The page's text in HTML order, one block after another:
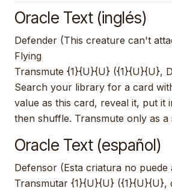
Oracle Text (inglés)
Defender (This creature can't
Flying
Transmute {1}{U}{U} ({1}{U}{U},
Search your library for a card
value as this card, reveal it, put it
then shuffle. Transmute only as a
Oracle Text (español)
Defensor (Esta criatura no puede
Transmutar {1}{U}{U} ({1}{U}{U},